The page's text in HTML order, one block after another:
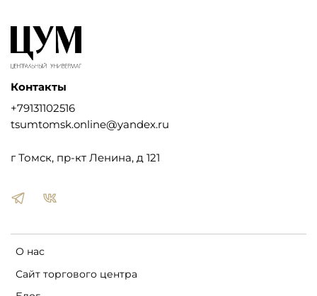
О нас
Сайт торгового центра
Контакты
+79131102516
tsumtomsk.online@yandex.ru
г Томск, пр-кт Ленина, д 121